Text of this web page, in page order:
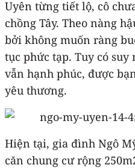
Uyên từng tiết lộ, cô
chồng Tây. Theo nàng
bởi không muốn ràng
tục phức tạp. Tuy có
vẫn hạnh phúc, được
yêu thương.
Hiện tại, gia đình Ngô
căn chung cư rộng